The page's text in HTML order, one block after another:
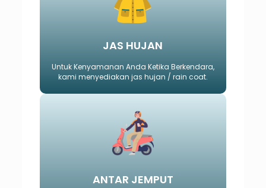
JAS HUJAN
Untuk Kenyamanan Anda Ketika Berkendara,
kami menyediakan jas hujan / rain coat.
ANTAR JEMPUT